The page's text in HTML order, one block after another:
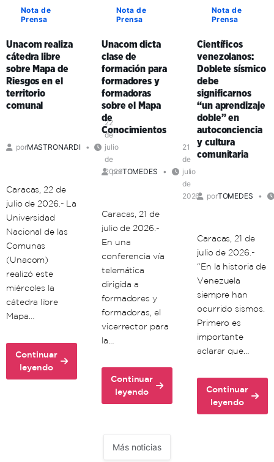
Chávez
cognitiva,
investigador
expresó
que
existe
la
necesidad
de
una
ética
de
la
vida
formativos
en
fortalecen
la
educación
universitaria
en
el
territorio
comunal
Nota de
Prensa
Unacom realiza
cátedra libre
sobre Mapa de
Riesgos en el
territorio
comunal
porMASTRONARDI
22
de
julio
de
2026
Caracas, 22 de
julio de 2026.- La
Universidad
Nacional de las
Comunas
(Unacom)
realizó este
miércoles la
cátedra libre
Mapa…
Continuar
leyendo
about
Unacom
Nota de
Prensa
Unacom dicta
clase de
formación para
formadores y
formadoras
sobre el Mapa
de
Conocimientos
porTOMEDES
21
de
julio
de
2026
Caracas, 21 de
julio de 2026.-
En una
conferencia vía
telemática
dirigida a
formadores y
formadoras, el
vicerrector para
la…
Continuar
leyendo
about
Unacom
de
Nota de
Prensa
Científicos
venezolanos:
Doblete sísmico
debe
significarnos
“un aprendizaje
doble” en
autoconciencia
y cultura
comunitaria
porTOMEDES
Caracas, 21 de
julio de 2026.-
“En la historia de
Venezuela
siempre han
ocurrido sismos.
Primero es
importante
aclarar que…
Continuar
leyendo
about
Científicos
Más noticias